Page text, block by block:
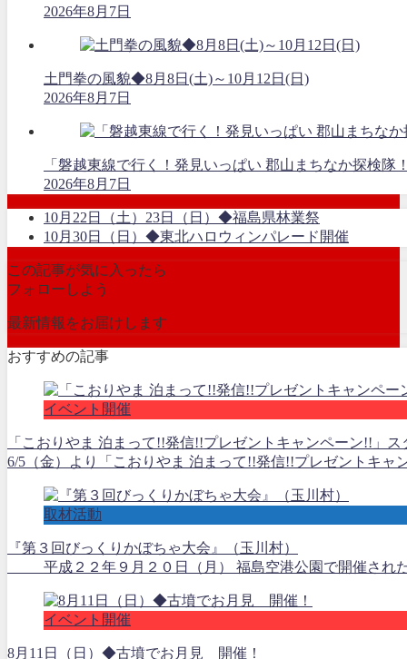
2026年8月7日
土門拳の風貌◆8月8日(土)～10月12日(日)
2026年8月7日
「磐越東線で行く！発見いっぱい 郡山まちなか探検隊
2026年8月7日
10月22日（土）23日（日）◆福島県林業祭
10月30日（日）◆東北ハロウィンパレード開催
この記事が気に入ったら
フォローしよう
最新情報をお届けします
おすすめの記事
イベント開催
「こおりやま 泊まって!!発信!!プレゼントキャンペーン!!」ス
6/5（金）より「こおりやま 泊まって!!発信!!プレゼントキ
取材活動
『第３回びっくりかぼちゃ大会』（玉川村）
平成２２年９月２０日（月） 福島空港公園で開催された
イベント開催
8月11日（日）◆古墳でお月見 開催！